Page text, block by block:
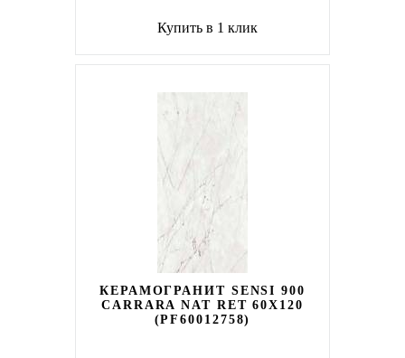
Купить в 1 клик
КЕРАМОГРАНИТ SENSI 900
CARRARA NAT RET 60X120
(PF60012758)